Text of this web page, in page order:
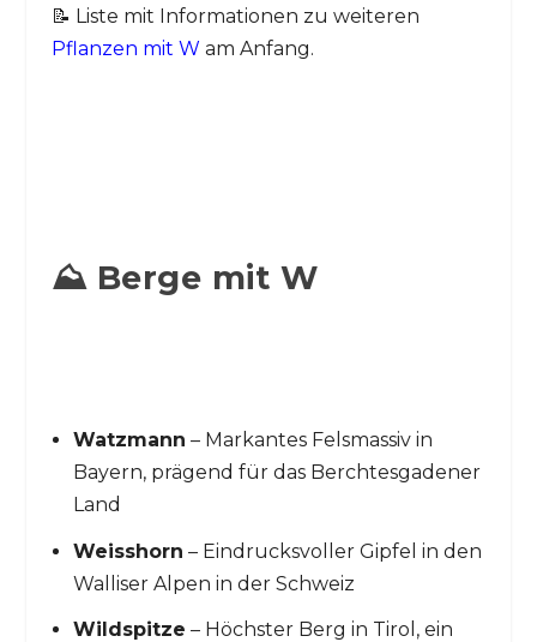
📝 Liste mit Informationen zu weiteren
Pflanzen mit W am Anfang.
⛰️ Berge mit W
Watzmann – Markantes Felsmassiv in
Bayern, prägend für das Berchtesgadener
Land
Weisshorn – Eindrucksvoller Gipfel in den
Walliser Alpen in der Schweiz
Wildspitze – Höchster Berg in Tirol, ein